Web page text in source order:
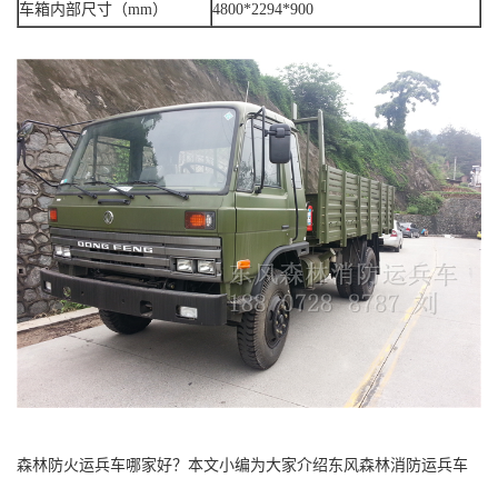
车箱内部尺寸（mm）
4800*2294*900
森林防火运兵车哪家好？本文小编为大家介绍东风森林消防运兵车